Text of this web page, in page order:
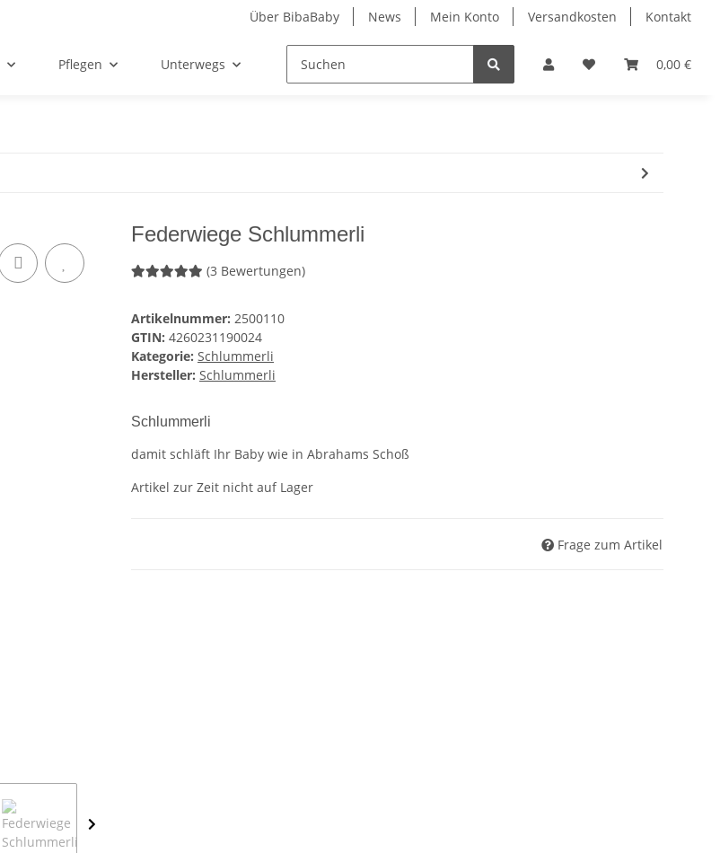
Über BibaBaby News Mein Konto Versandkosten Kontakt
0,00 €
Pflegen Unterwegs Sicherheit
Federwiege Schlummerli
(3 Bewertungen)
Artikelnummer: 2500110
GTIN: 4260231190024
Kategorie: Schlummerli
Hersteller: Schlummerli
Schlummerli
damit schläft Ihr Baby wie in Abrahams Schoß
Artikel zur Zeit nicht auf Lager
Frage zum Artikel